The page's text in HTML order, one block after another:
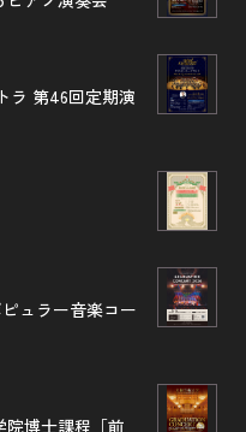
ラ 第46回定期演
ュラー音楽コー
院博士課程［前